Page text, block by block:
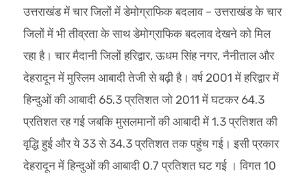
उत्तराखंड में चार जिलों में डेमोग्राफिक बदलाव – उत्तराखंड के चार
जिलों में भी तीव्रता के साथ डेमोग्राफिक बदलाव देखने को मिल
रहा है। चार मैदानी जिलों हरिद्वार, ऊधम सिंह नगर, नैनीताल और
देहरादून में मुस्लिम आबादी तेजी से बढ़ी है। वर्ष 2001 में हरिद्वार में
हिन्दुओं की आबादी 65.3 प्रतिशत जो 2011 में घटकर 64.3
प्रतिशत रह गई जबकि मुसलमानों की आबादी में 1.3 प्रतिशत की
वृद्धि हुई और ये 33 से 34.3 प्रतिशत तक पहुंच गई। इसी प्रकार
देहरादून में हिन्दुओं की आबादी 0.7 प्रतिशत घट गई । विगत 10